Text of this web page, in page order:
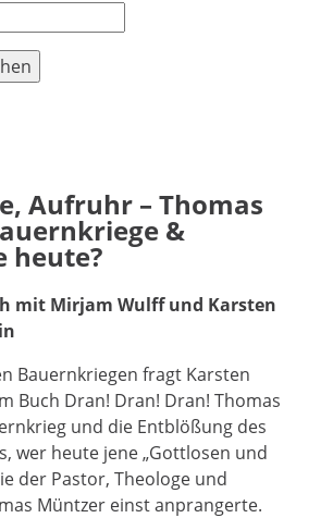
Aufruhr – Thomas
&
heute?
mit Mirjam Wulff und Karsten
Bauernkriegen fragt Karsten
Buch Dran! Dran! Dran! Thomas
und die Entblößung des
wer heute jene „Gottlosen und
der Pastor, Theologe und
Müntzer einst anprangerte.